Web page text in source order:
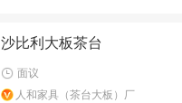
沙比利大板茶台
面议
人和家具（茶台大板）厂